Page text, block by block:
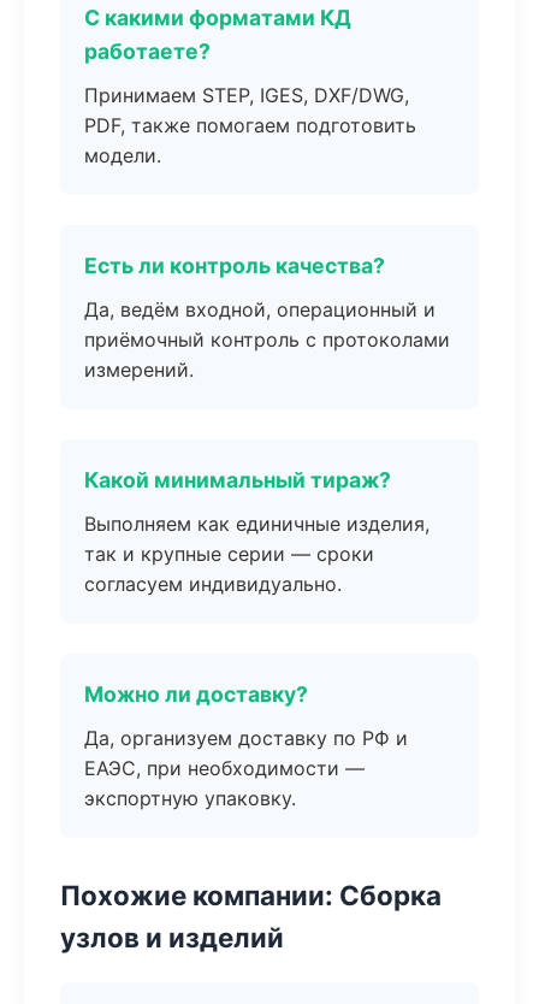
С какими форматами КД
работаете?
Принимаем STEP, IGES, DXF/DWG,
PDF, также помогаем подготовить
модели.
Есть ли контроль качества?
Да, ведём входной, операционный и
приёмочный контроль с протоколами
измерений.
Какой минимальный тираж?
Выполняем как единичные изделия,
так и крупные серии — сроки
согласуем индивидуально.
Можно ли доставку?
Да, организуем доставку по РФ и
ЕАЭС, при необходимости —
экспортную упаковку.
Похожие компании: Сборка
узлов и изделий